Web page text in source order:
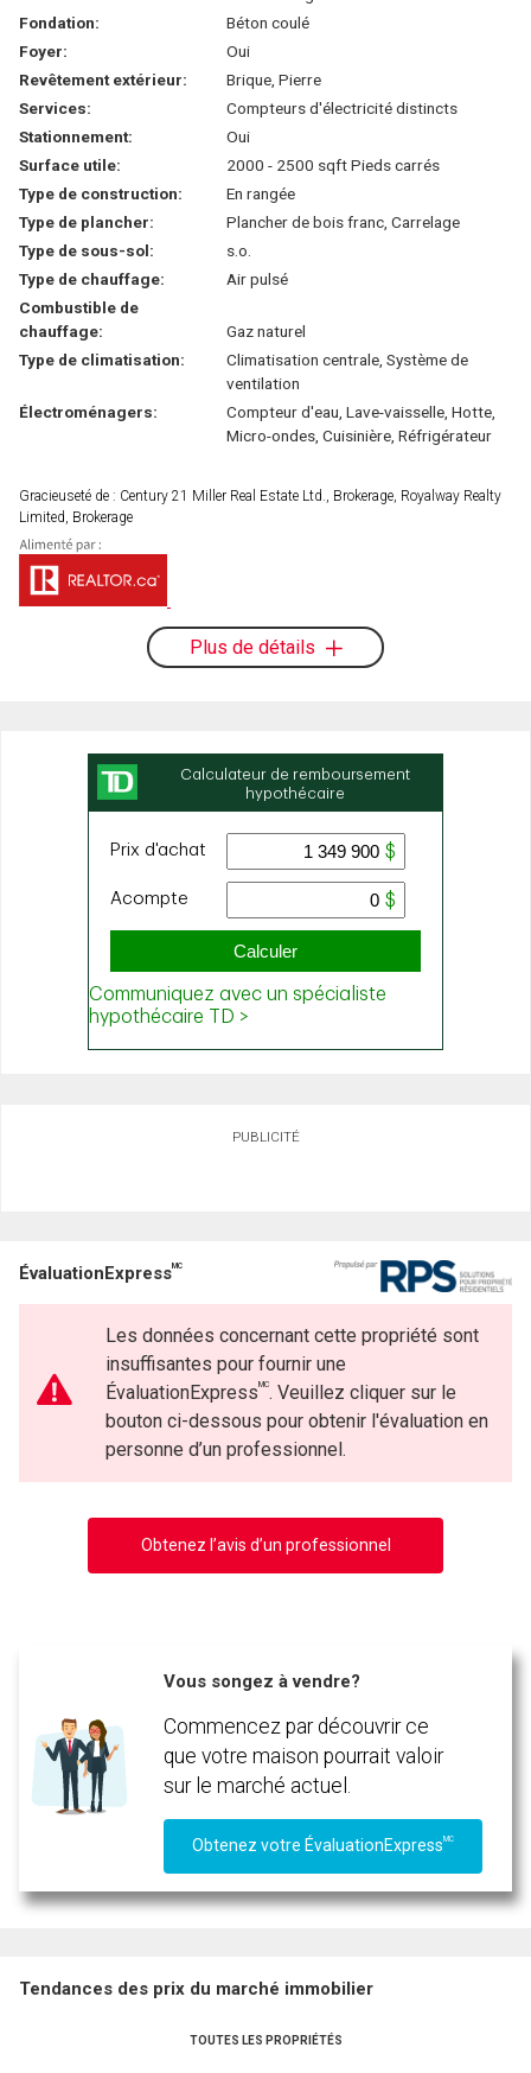
Fondation:
Béton coulé
Foyer:
Oui
Revêtement extérieur:
Brique, Pierre
Services:
Compteurs d'électricité distincts
Stationnement:
Oui
Surface utile:
2000 - 2500 sqft Pieds carrés
Type de construction:
En rangée
Type de plancher:
Plancher de bois franc, Carrelage
Type de sous-sol:
s.o.
Type de chauffage:
Air pulsé
Combustible de
chauffage:
Gaz naturel
Type de climatisation:
Climatisation centrale, Système de
ventilation
Électroménagers:
Compteur d'eau, Lave-vaisselle, Hotte,
Micro-ondes, Cuisinière, Réfrigérateur
Gracieuseté de : Century 21 Miller Real Estate Ltd., Brokerage, Royalway Realty
Limited, Brokerage
Plus de détails
PUBLICITÉ
ÉvaluationExpressMC
Les données concernant cette propriété sont
insuffisantes pour fournir une
ÉvaluationExpressMC. Veuillez cliquer sur le
bouton ci-dessous pour obtenir l'évaluation en
personne d’un professionnel.
Obtenez l’avis d’un professionnel
Vous songez à vendre?
Commencez par découvrir ce
que votre maison pourrait valoir
sur le marché actuel.
Obtenez votre ÉvaluationExpressMC
Tendances des prix du marché immobilier
TOUTES LES PROPRIÉTÉS